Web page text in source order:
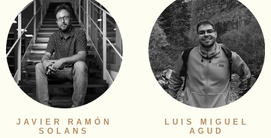
JAVIER RAMÓN
SOLANS
LUIS MIGUEL
AGUD